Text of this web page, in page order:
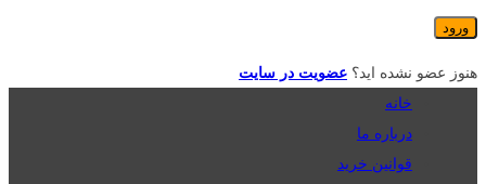
هنوز عضو نشده اید؟ عضویت در سایت
خانه
درباره ما
قوانین خرید